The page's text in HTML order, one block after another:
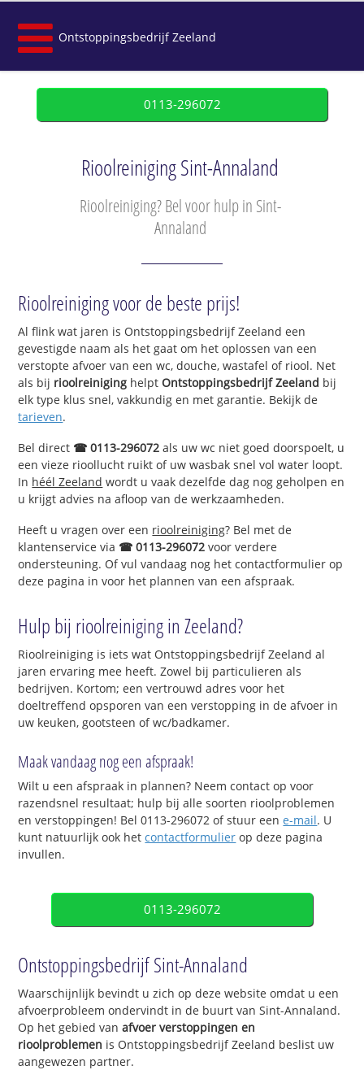
Ontstoppingsbedrijf Zeeland
0113-296072
Rioolreiniging Sint-Annaland
Rioolreiniging? Bel voor hulp in Sint-
Annaland
Rioolreiniging voor de beste prijs!
Al flink wat jaren is Ontstoppingsbedrijf Zeeland een
gevestigde naam als het gaat om het oplossen van een
verstopte afvoer van een wc, douche, wastafel of riool. Net
als bij rioolreiniging helptOntstoppingsbedrijf Zeeland bij
elk type klus snel, vakkundig en met garantie. Bekijk de
tarieven.
Bel direct ☎ 0113-296072 als uw wc niet goed doorspoelt, u
een vieze rioollucht ruikt of uw wasbak snel vol water loopt.
In héél Zeeland wordt u vaak dezelfde dag nog geholpen en
u krijgt advies na afloop van de werkzaamheden.
Heeft u vragen over een rioolreiniging? Bel met de
klantenservice via ☎ 0113-296072 voor verdere
ondersteuning. Of vul vandaag nog het contactformulier op
deze pagina in voor het plannen van een afspraak.
Hulp bij rioolreiniging in Zeeland?
Rioolreiniging is iets wat Ontstoppingsbedrijf Zeeland al
jaren ervaring mee heeft. Zowel bij particulieren als
bedrijven. Kortom; een vertrouwd adres voor het
doeltreffend opsporen van een verstopping in de afvoer in
uw keuken, gootsteen of wc/badkamer.
Maak vandaag nog een afspraak!
Wilt u een afspraak in plannen? Neem contact op voor
razendsnel resultaat; hulp bij alle soorten rioolproblemen
en verstoppingen! Bel 0113-296072 of stuur eene-mail. U
kunt natuurlijk ook hetcontactformulier op deze pagina
invullen.
0113-296072
Ontstoppingsbedrijf Sint-Annaland
Waarschijnlijk bevindt u zich op deze website omdat u een
afvoerprobleem ondervindt in de buurt van Sint-Annaland.
Op het gebied vanafvoer verstoppingen en
rioolproblemen is Ontstoppingsbedrijf Zeeland beslist uw
aangewezen partner.